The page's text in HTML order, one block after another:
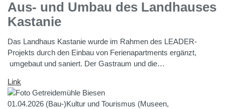
Aus- und Umbau des Landhauses
Kastanie
Das Landhaus Kastanie wurde im Rahmen des LEADER-
Projekts durch den Einbau von Ferienapartments ergänzt,
umgebaut und saniert. Der Gastraum und die…
Link
01.04.2026 (Bau-)Kultur und Tourismus (Museen,